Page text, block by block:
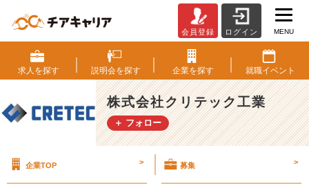
2
7
期
【社
外
秘】
会員登録 ログイン MENU
求人を探す 説明会を探す 企業を探す 就職イベント
株式会社クリテック工業
＋ フォロー
企業TOP > 募集 >